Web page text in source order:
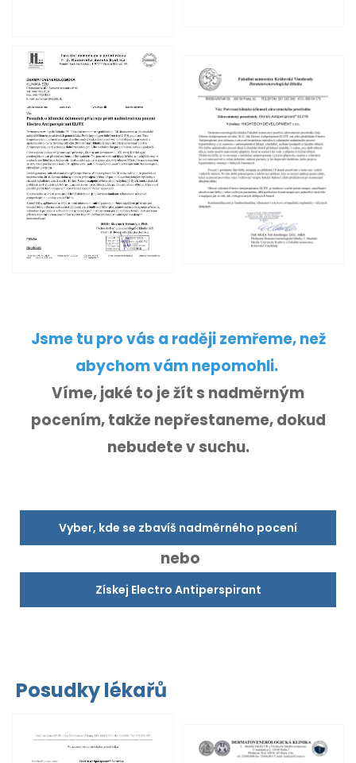
Jsme tu pro vás a raději zemřeme, než
abychom vám nepomohli.
Víme, jaké to je žít s nadměrným
pocením,takže nepřestaneme, dokud
nebudete v suchu.
Vyber, kde se zbavíš nadměrného pocení
nebo
Získej Electro Antiperspirant
Posudky lékařů